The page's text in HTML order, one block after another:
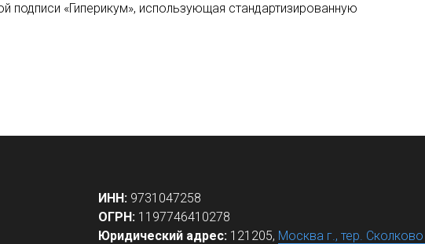
«Гиперикум», использующая стандартизированную
ИНН: 9731047258
ОГРН: 1197746410278
Юридический адрес: 121205, Москва г., тер.